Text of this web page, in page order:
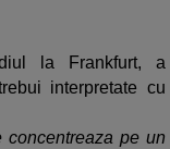
la Frankfurt, a
interpretate cu
pe un